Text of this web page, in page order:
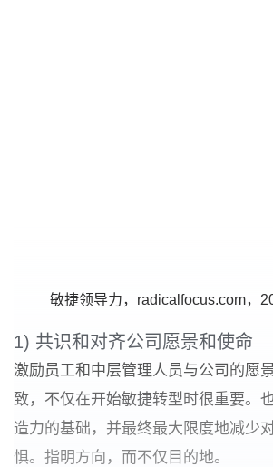
敏捷领导力，radicalfocus.com，
1) 共识和对齐公司愿景和使命
激励员工和中层管理人员与公司的愿
致，不仅在开始敏捷转型时很重要。
造力的基础，并最终最大限度地减少
惧。指明方向，而不仅目的地。